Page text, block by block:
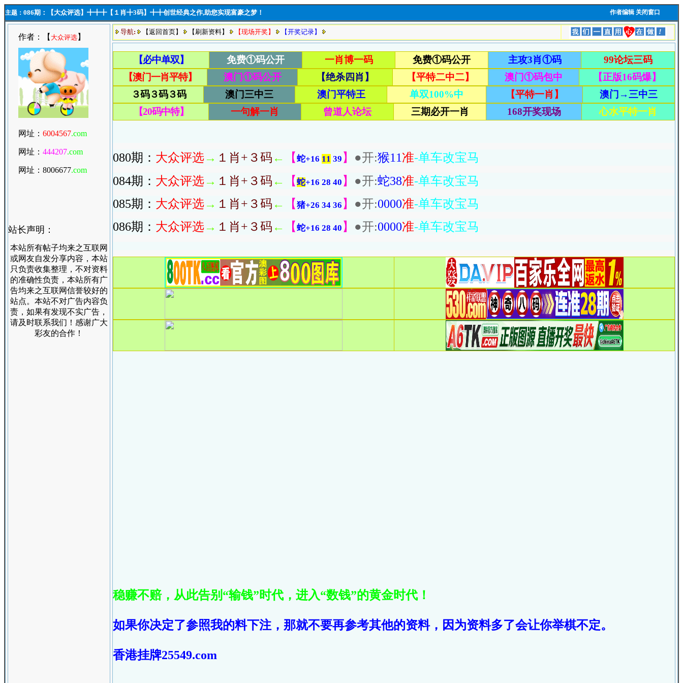
主题： 086期：【大众评选】╋╋╋【１肖╋3码】╋╋创世经典之作,助您实现富豪之梦！ 作者编辑 关闭窗口
作者：【 大众评选 】
网址：6004567.com
网址：444207.com
网址：8006677.com
站长声明：
本站所有帖子均来之互联网
或网友自发分享内容，本站
只负责收集整理，不对资料
的准确性负责，本站所有广
告均来之互联网信誉较好的
站点。本站不对广告内容负
责，如果有发现不实广告，
请及时联系我们！感谢广大
彩友的合作！
导航: 【返回首页】 【刷新资料】 【现场开奖】 【开奖记录】
080期： 大众评选→ １肖+３码 ← 【 蛇+16 11 39 】 ●开:猴11准-单车改宝马
084期： 大众评选→ １肖+３码 ← 【 蛇+16 28 40 】 ●开:蛇38准-单车改宝马
085期： 大众评选→ １肖+３码 ← 【 猪+26 34 36 】 ●开:0000准-单车改宝马
086期： 大众评选→ １肖+３码 ← 【 蛇+16 28 40 】 ●开:0000准-单车改宝马
稳赚不赔，从此告别“输钱”时代，进入“数钱”的黄金时代！
如果你决定了参照我的料下注，那就不要再参考其他的资料，因为资料多了会让你举棋不定。
香港挂牌25549.com